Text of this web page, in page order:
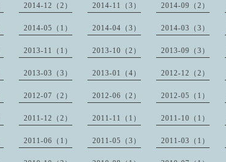
2014-12（2） 2014-11（3） 2014-09（2）
2014-05（1） 2014-04（3） 2014-03（3）
2013-11（1） 2013-10（2） 2013-09（3）
2013-03（3） 2013-01（4） 2012-12（2）
2012-07（2） 2012-06（2） 2012-05（1）
2011-12（2） 2011-11（1） 2011-10（1）
2011-06（1） 2011-05（3） 2011-03（1）